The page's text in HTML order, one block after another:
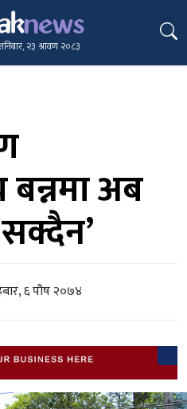
२३ श्रावण २०८३
बन्नमा अब
६ पौष २०७४